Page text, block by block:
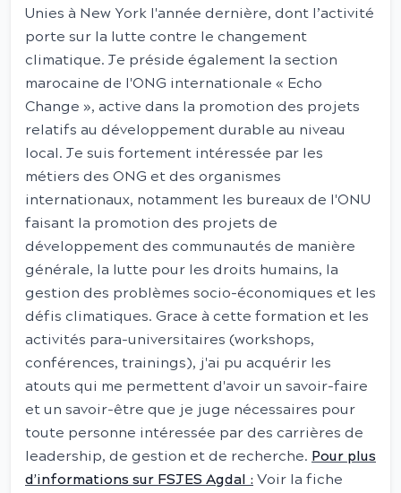
Unies à New York l'année dernière, dont l’activité
porte sur la lutte contre le changement
climatique. Je préside également la section
marocaine de l'ONG internationale « Echo
Change », active dans la promotion des projets
relatifs au développement durable au niveau
local. Je suis fortement intéressée par les
métiers des ONG et des organismes
internationaux, notamment les bureaux de l'ONU
faisant la promotion des projets de
développement des communautés de manière
générale, la lutte pour les droits humains, la
gestion des problèmes socio-économiques et les
défis climatiques. Grace à cette formation et les
activités para-universitaires (workshops,
conférences, trainings), j'ai pu acquérir les
atouts qui me permettent d'avoir un savoir-faire
et un savoir-être que je juge nécessaires pour
toute personne intéressée par des carrières de
leadership, de gestion et de recherche. Pour plus
d’informations sur FSJES Agdal : Voir la fiche